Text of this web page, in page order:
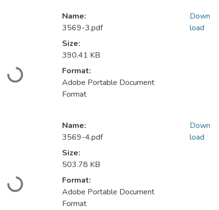
Loading...
Name:
3569-3.pdf
Size:
390.41 KB
Format:
Adobe Portable Document
Format
Down
load
Loading...
Name:
3569-4.pdf
Size:
503.78 KB
Format:
Adobe Portable Document
Format
Down
load